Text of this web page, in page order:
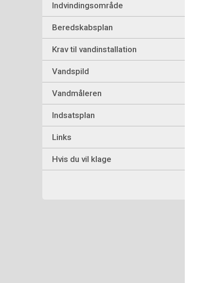
Indvindingsområde
Beredskabsplan
Krav til vandinstallation
Vandspild
Vandmåleren
Indsatsplan
Links
Hvis du vil klage